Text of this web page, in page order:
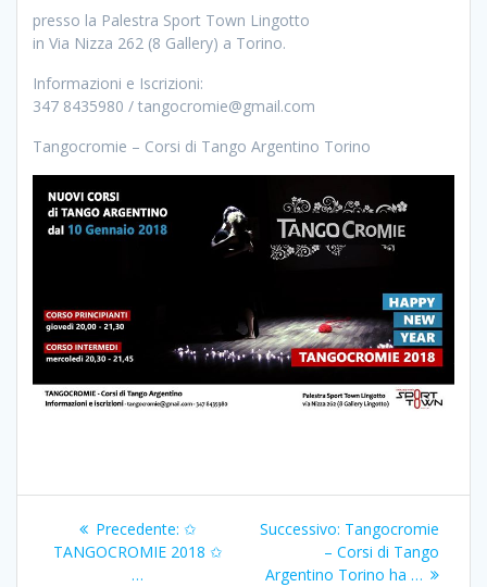
presso la Palestra Sport Town Lingotto
in Via Nizza 262 (8 Gallery) a Torino.
Informazioni e Iscrizioni:
347 8435980 / tangocromie@gmail.com
Tangocromie – Corsi di Tango Argentino Torino
Navigazione
articoli
Precedente: Articolo
precedente:
✩
TANGOCROMIE 2018 ✩
…
Successivo: Articolo
successivo:
Tangocromie
– Corsi di Tango
Argentino Torino ha …